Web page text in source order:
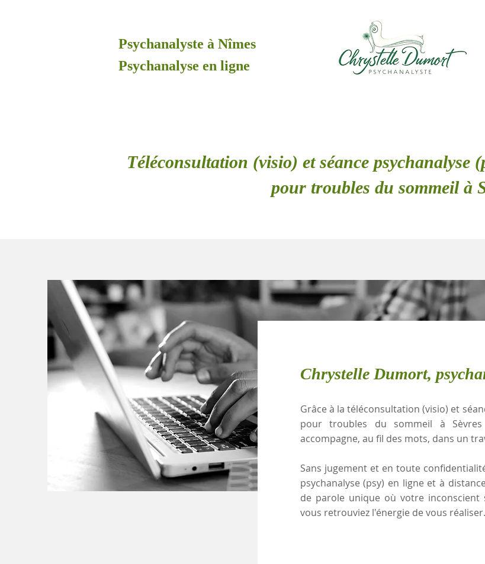
Psychanalyste à Nîmes
Psychanalyse en ligne
Téléconsultation (visio) et séance psychanalyse
pour troubles du sommeil à
Chrystelle Dumort,
Grâce à la téléconsultation (visio) et
pour troubles du sommeil à Sèvres
accompagne, au fil des mots, dans un
Sans jugement et en toute
psychanalyse (psy) en ligne et à
de parole unique où votre inconscient
vous retrouviez l'énergie de vous réaliser.